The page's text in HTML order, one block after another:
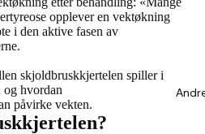
opplever en vektøkning
i den aktive fasen av
skjoldbruskkjertelen spiller i
og hvordan
påvirke vekten.